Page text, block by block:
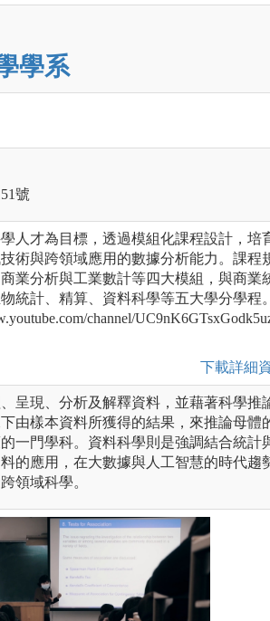
學系
號
人才為目標，透過模組化課程設計，培
術與跨領域應用的數據分析能力。課程
業分析與工業數計等四大模組，與商業
統計、精算、資料科學等五大學分學程。
channel/
下載詳細
呈現、分析及解釋資料，並藉著科學推
由樣本資料所獲得的結果，來推論母體
一門學科。資料科學則是強調結合統計
的應用，在大數據與人工智慧的時代趨
領域科學。